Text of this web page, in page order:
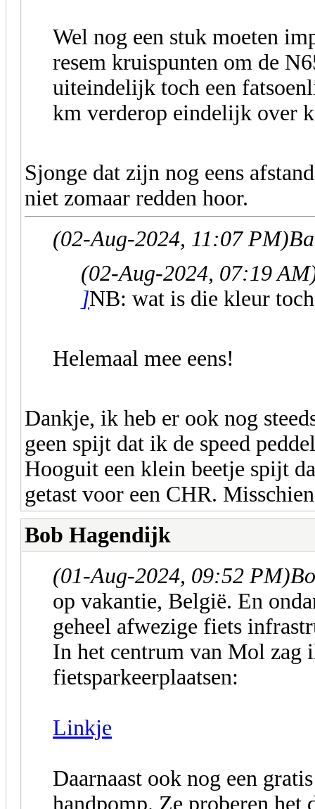
Wel nog een stuk moeten
resem kruispunten om de
uiteindelijk toch een
km verderop eindelijk over
Sjonge dat zijn nog eens
niet zomaar redden hoor.
(02-Aug-2024, 11:07 PM)
(02-Aug-2024, 07:19
]NB: wat is die kleur
Helemaal mee eens!
Dankje, ik heb er ook nog
geen spijt dat ik de speed
Hooguit een klein beetje spijt
getast voor een CHR.
Bob Hagendijk
(01-Aug-2024, 09:52 PM)
op vakantie, België. En
geheel afwezige fiets
In het centrum van Mol zag
fietsparkeerplaatsen:
Linkje
Daarnaast ook nog een
handpomp. Ze proberen het